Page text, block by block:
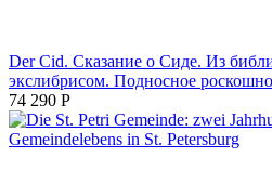
Der Cid. Сказание о Сиде. Из
экслибрисом. Подносное
74 290 Р